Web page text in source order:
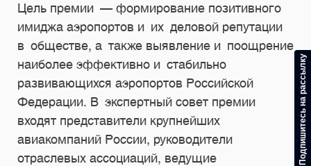
Цель премии — формирование позитивного
имиджа аэропортов и их деловой репутации
в обществе, а также выявление и поощрение
наиболее эффективно и стабильно
развивающихся аэропортов Российской
Федерации. В экспертный совет премии
входят представители крупнейших
авиакомпаний России, руководители
отраслевых ассоциаций, ведущие
Подпишитесь на рассылку